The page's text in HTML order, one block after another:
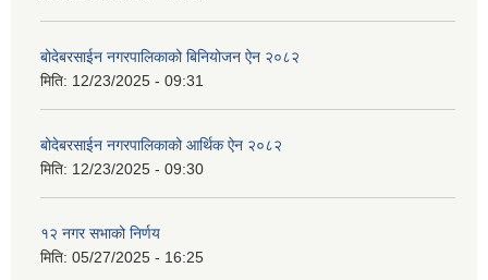
बोदेबरसाईन नगरपालिकाको बिनियोजन ऐन २०८२
मिति: 12/23/2025 - 09:31
बोदेबरसाईन नगरपालिकाको आर्थिक ऐन २०८२
मिति: 12/23/2025 - 09:30
१२ नगर सभाको निर्णय
मिति: 05/27/2025 - 16:25